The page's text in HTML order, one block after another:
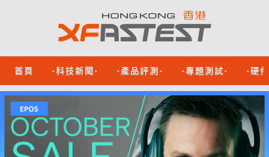
首頁 -科技新聞- -產品評測- -專題測試- -硬